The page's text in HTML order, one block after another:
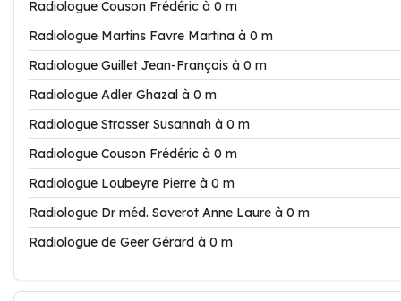
Radiologue Couson Frédéric à 0 m
Radiologue Martins Favre Martina à 0 m
Radiologue Guillet Jean-François à 0 m
Radiologue Adler Ghazal à 0 m
Radiologue Strasser Susannah à 0 m
Radiologue Couson Frédéric à 0 m
Radiologue Loubeyre Pierre à 0 m
Radiologue Dr méd. Saverot Anne Laure à 0 m
Radiologue de Geer Gérard à 0 m